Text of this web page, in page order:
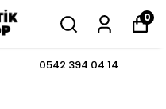
0
0542 394 04 14